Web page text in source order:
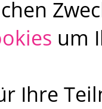
um
Ihre